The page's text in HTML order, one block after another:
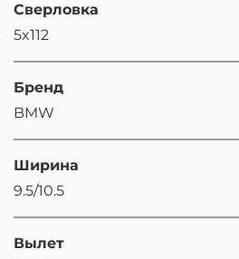
Сверловка
5x112
Бренд
BMW
Ширина
9.5/10.5
Вылет